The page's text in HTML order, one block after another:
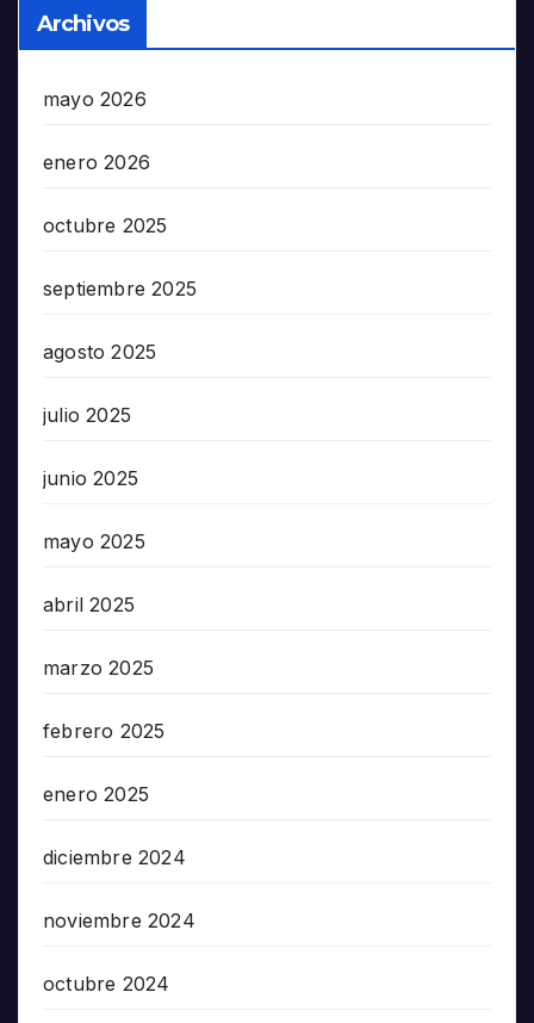
Archivos
mayo 2026
enero 2026
octubre 2025
septiembre 2025
agosto 2025
julio 2025
junio 2025
mayo 2025
abril 2025
marzo 2025
febrero 2025
enero 2025
diciembre 2024
noviembre 2024
octubre 2024